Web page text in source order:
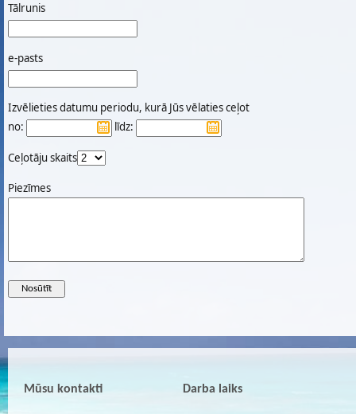
Tālrunis
e-pasts
Izvēlieties datumu periodu, kurā Jūs vēlaties ceļot
no:
līdz:
Ceļotāju skaits
Piezīmes
Mūsu kontakti Darba laiks